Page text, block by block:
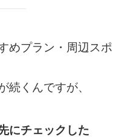
めプラン・周辺スポ
続くんですが、
にチェックした